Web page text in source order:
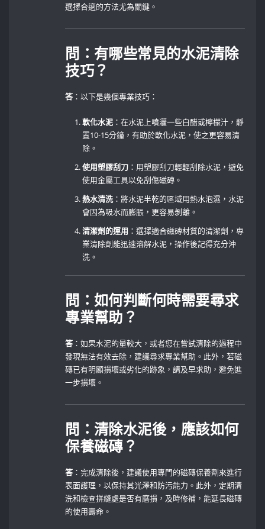
選擇合適的方法尤為關鍵。
問：有哪些常見的水泥清除
技巧？
答 ：以下是幾個專業技巧：
軟化水泥 ：在水泥上噴灑一些白醋或檸檬汁，靜
置10-15分鐘，有助於軟化水泥，使之更容易清
除。
使用塑膠刮刀 ：用塑膠刮刀輕輕刮除水泥，避免
使用金屬工具以免刮傷磁磚。
熱水清洗 ：將水泥半乾的區域用熱水泡濕，水泥
會因為吸水而膨脹，更容易剝離。
清潔劑的運用 ：選擇適合磁磚材質的清潔劑，專
業清除劑能迅速溶解水泥，操作後記得充分沖
洗。
問：如何判斷何時需要尋求
專業幫助？
答 ：如果水泥的量較大，或者您在嘗試清除的過程中
發現無法有效去除，建議尋求專業幫助。此外，若磁
磚已有明顯損壞或劣化的跡象，請及早求助，避免進
一步損壞。
問：清除水泥後，應該如何
保養磁磚？
答 ：完成清除後，建議使用專門的磁磚保養劑來進行
表面護理，以保持其光澤和防污能力。此外，定期清
洗和檢查拼縫處是否有磨損，及時修補，能延長磁磚
的使用壽命。